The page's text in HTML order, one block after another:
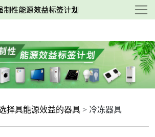
择具能源效益的器具 > 冷冻器具